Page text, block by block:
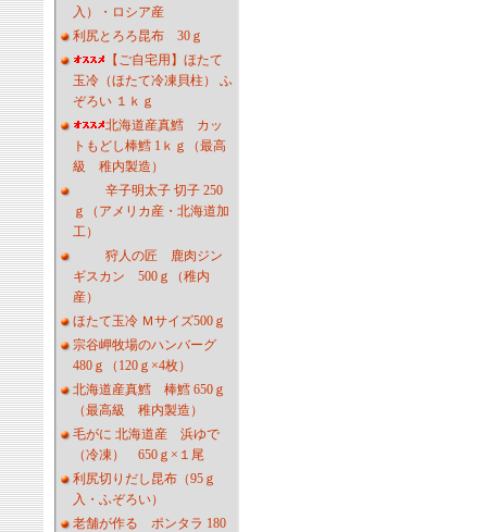
入）・ロシア産
利尻とろろ昆布 30ｇ
【ご自宅用】ほたて
玉冷（ほたて冷凍貝柱） ふ
ぞろい １ｋｇ
北海道産真鱈 カッ
トもどし棒鱈 1ｋｇ（最高
級 稚内製造）
辛子明太子 切子 250
ｇ（アメリカ産・北海道加
工）
狩人の匠 鹿肉ジン
ギスカン 500ｇ（稚内
産）
ほたて玉冷 Ｍサイズ500ｇ
宗谷岬牧場のハンバーグ
480ｇ（120ｇ×4枚）
北海道産真鱈 棒鱈 650ｇ
（最高級 稚内製造）
毛がに 北海道産 浜ゆで
（冷凍） 650ｇ×１尾
利尻切りだし昆布（95ｇ
入・ふぞろい）
老舗が作る ポンタラ 180